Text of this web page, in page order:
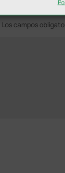
Los campos